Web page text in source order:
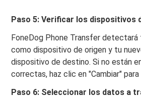
Paso 5: Verificar los dispositivos
FoneDog Phone Transfer detectará
como dispositivo de origen y tu
dispositivo de destino. Si no están
correctas, haz clic en "Cambiar"
Paso 6: Seleccionar los datos a